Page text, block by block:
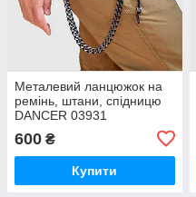
Металевий ланцюжок на
ремінь, штани, спідницю
DANCER 03931
600 ₴
Купити